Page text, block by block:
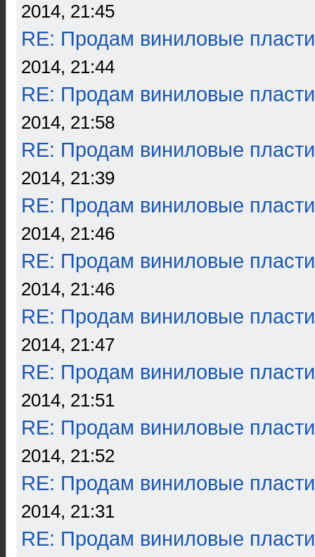
2014, 21:45
RE: Продам виниловые
2014, 21:44
RE: Продам виниловые
2014, 21:58
RE: Продам виниловые
2014, 21:39
RE: Продам виниловые
2014, 21:46
RE: Продам виниловые
2014, 21:46
RE: Продам виниловые
2014, 21:47
RE: Продам виниловые
2014, 21:51
RE: Продам виниловые
2014, 21:52
RE: Продам виниловые
2014, 21:31
RE: Продам виниловые